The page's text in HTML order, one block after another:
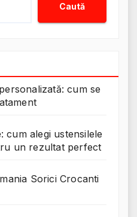
Caută
cum se
cum alegi ustensilele
un rezultat perfect
Sorici Crocanti